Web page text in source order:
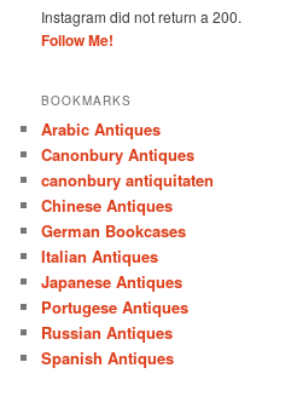
Instagram did not return a 200.
Follow Me!
BOOKMARKS
Arabic Antiques
Canonbury Antiques
canonbury antiquitaten
Chinese Antiques
German Bookcases
Italian Antiques
Japanese Antiques
Portugese Antiques
Russian Antiques
Spanish Antiques